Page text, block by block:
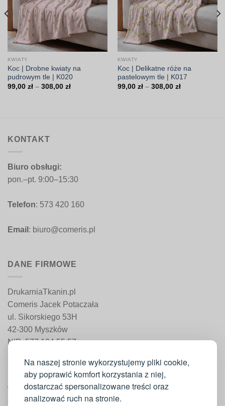
Na naszej stronie wykorzystujemy pliki cookie,
aby poprawić komfort korzystania z niej,
dostarczać spersonalizowane treści oraz
analizować ruch na stronie.
KWIATY
Koc | Drobne kwiaty na
pudrowym tle | K020
99,00 zł – 308,00 złZakres
KWIATY
Koc | Delikatne róże na
pastelowym tle | K017
99,00 zł – 308,00 złZakres
KONTAKT
Biuro obsługi:
pon.–pt. 9:00–15:30
Telefon: 573 420 160
Email : biuro@comeris.pl
DANE FIRMOWE
DrukarniaTkanin.pl
Comeris Jacek Potaczała
ul. Sikorskiego 53H
42-300 Myszków
NIP: 577 194 55 57
WAŻNE INFORMACJE